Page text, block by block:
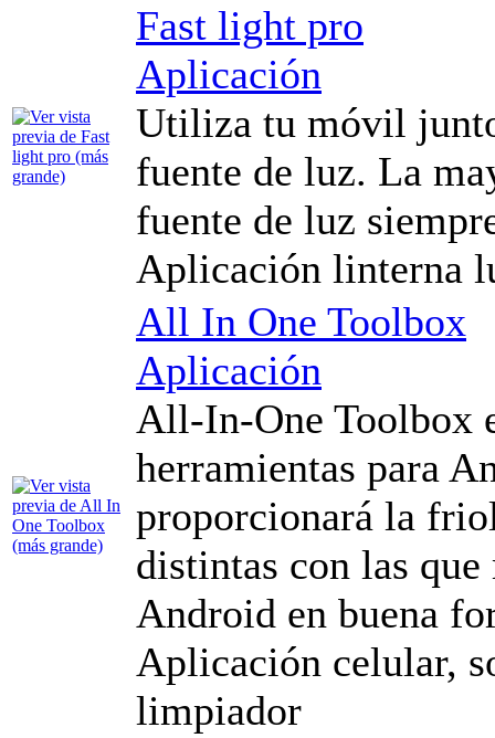
Fast light pro
Aplicación
Utiliza tu móvil
fuente de luz. La
fuente de luz
Aplicación linterna
All In One Toolbox
Aplicación
All-In-One Toolbox
herramientas para
proporcionará la
distintas con las
Android en buena
Aplicación celular,
limpiador